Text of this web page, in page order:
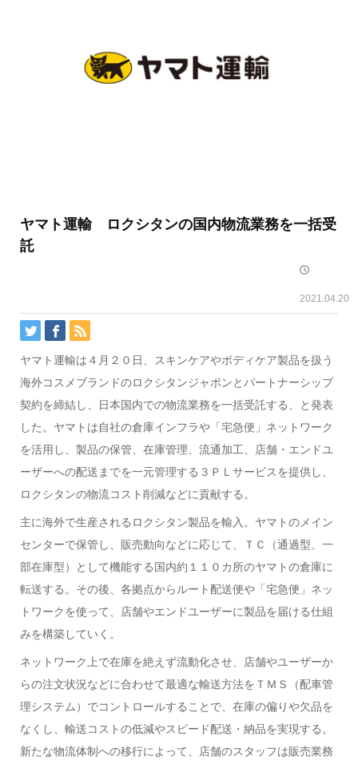
ヤマト運輸 ロクシタンの国内物流業務を一括受
託
2021.04.20
ヤマト運輸は４月２０日、スキンケアやボディケア製品を扱う
海外コスメブランドのロクシタンジャポンとパートナーシップ
契約を締結し、日本国内での物流業務を一括受託する、と発表
した。ヤマトは自社の倉庫インフラや「宅急便」ネットワーク
を活用し、製品の保管、在庫管理、流通加工、店舗・エンドユ
ーザーへの配送までを一元管理する３ＰＬサービスを提供し、
ロクシタンの物流コスト削減などに貢献する。
主に海外で生産されるロクシタン製品を輸入。ヤマトのメイン
センターで保管し、販売動向などに応じて、ＴＣ（通過型、一
部在庫型）として機能する国内約１１０カ所のヤマトの倉庫に
転送する。その後、各拠点からルート配送便や「宅急便」ネッ
トワークを使って、店舗やエンドユーザーに製品を届ける仕組
みを構築していく。
ネットワーク上で在庫を絶えず流動化させ、店舗やユーザーか
らの注文状況などに合わせて最適な輸送方法をＴＭＳ（配車管
理システム）でコントロールすることで、在庫の偏りや欠品を
なくし、輸送コストの低減やスピード配送・納品を実現する。
新たな物流体制への移行によって、店舗のスタッフは販売業務